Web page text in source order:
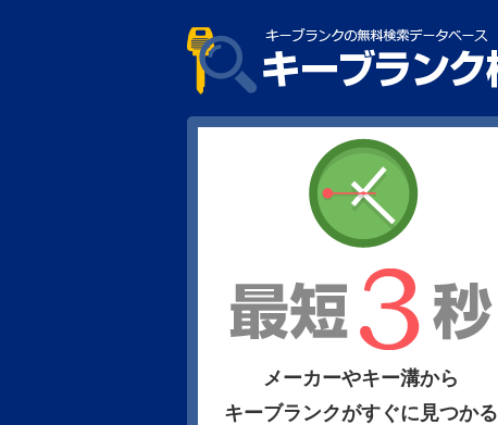
メーカーやキー溝から
キーブランクがすぐに見つかる